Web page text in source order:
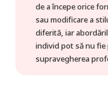
de a începe orice
sau modificare a
diferită, iar
individ pot să nu
supravegherea